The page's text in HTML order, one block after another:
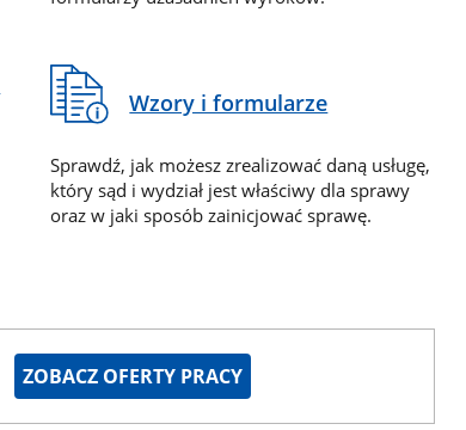
Wzory i formularze
Sprawdź, jak możesz zrealizować daną usługę,
który sąd i wydział jest właściwy dla sprawy
oraz w jaki sposób zainicjować sprawę.
ZOBACZ OFERTY PRACY